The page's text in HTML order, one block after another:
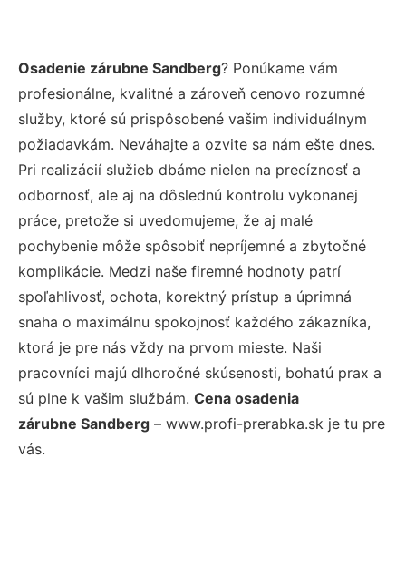
Osadenie zárubne Sandberg? Ponúkame vám
profesionálne, kvalitné a zároveň cenovo rozumné
služby, ktoré sú prispôsobené vašim individuálnym
požiadavkám. Neváhajte a ozvite sa nám ešte dnes.
Pri realizácií služieb dbáme nielen na precíznosť a
odbornosť, ale aj na dôslednú kontrolu vykonanej
práce, pretože si uvedomujeme, že aj malé
pochybenie môže spôsobiť nepríjemné a zbytočné
komplikácie. Medzi naše firemné hodnoty patrí
spoľahlivosť, ochota, korektný prístup a úprimná
snaha o maximálnu spokojnosť každého zákazníka,
ktorá je pre nás vždy na prvom mieste. Naši
pracovníci majú dlhoročné skúsenosti, bohatú prax a
sú plne k vašim službám. Cena osadenia
zárubne Sandberg – www.profi-prerabka.sk je tu pre
vás.